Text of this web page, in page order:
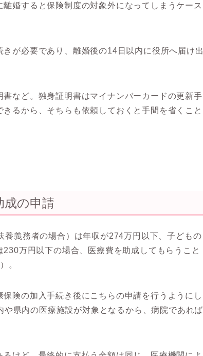
婚すると保険制度の対象外になってしまうケース
が必要であり、 離婚後の14日以内に役所へ届け出
など。独身証明書はマイナンバーカードの更新手
るから、そちらも依頼しておくと手間を省くこと
の申請
養義務者の場合）は年収が274万円以下 、子どもの
230万円以下の場合、医療費を助成してもらうこと
。
険の加入手続き後にこちらの申請を行うようにし
や県内の医療施設が対象 となるから、病院であれば